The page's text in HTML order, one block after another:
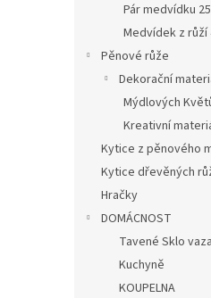
Pár medvídku
Medvídek z růží
Pěnové růže
Dekorační
Mýdlových
Kreativní
Kytice z pěnového
Kytice dřevěných
Hračky
DOMÁCNOST
Tavené Sklo vaza
Kuchyně
KOUPELNA